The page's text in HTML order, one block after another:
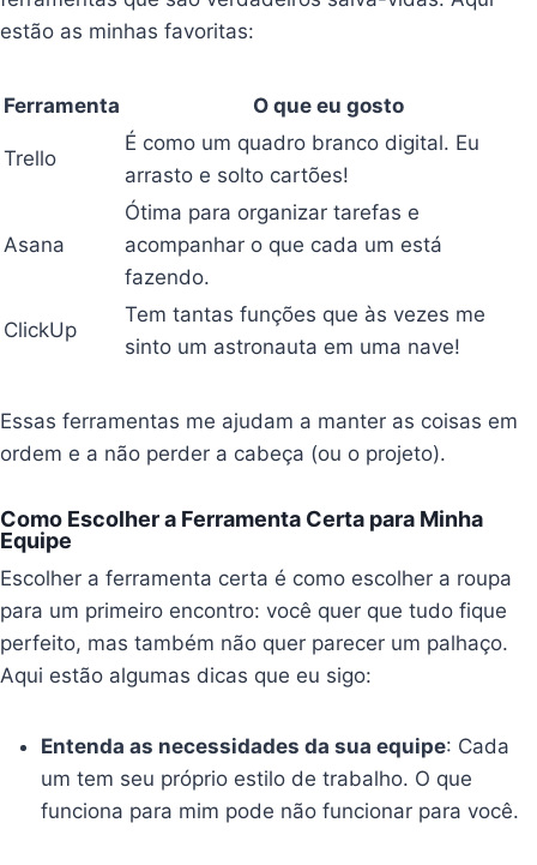
estão as minhas favoritas:
Ferramenta O que eu gosto
Trello
É como um quadro branco digital. Eu
arrasto e solto cartões!
Asana
Ótima para organizar tarefas e
acompanhar o que cada um está
fazendo.
ClickUp
Tem tantas funções que às vezes me
sinto um astronauta em uma nave!
Essas ferramentas me ajudam a manter as coisas em
ordem e a não perder a cabeça (ou o projeto).
Como Escolher a Ferramenta Certa para Minha
Equipe
Escolher a ferramenta certa é como escolher a roupa
para um primeiro encontro: você quer que tudo fique
perfeito, mas também não quer parecer um palhaço.
Aqui estão algumas dicas que eu sigo:
Entenda as necessidades da sua equipe: Cada
um tem seu próprio estilo de trabalho. O que
funciona para mim pode não funcionar para você.